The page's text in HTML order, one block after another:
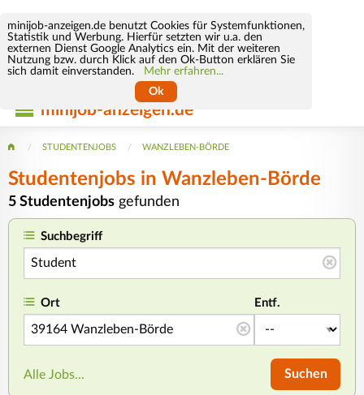
minijob-anzeigen.de benutzt Cookies für Systemfunktionen,
Statistik und Werbung. Hierfür setzten wir u.a. den
externen Dienst Google Analytics ein. Mit der weiteren
Nutzung bzw. durch Klick auf den Ok-Button erklären Sie
sich damit einverstanden.
Mehr erfahren...
Ok
minijob-anzeigen.de
STUDENTENJOBS WANZLEBEN-BÖRDE
Studentenjobs in Wanzleben-Börde
5 Studentenjobs gefunden
Suchbegriff
Ort Entf.
Alle Jobs... Suchen